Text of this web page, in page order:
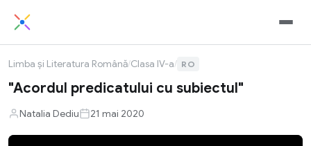
Limba și Literatura Română/Clasa IV-a/ RO
"Acordul predicatului cu subiectul"
Natalia Dediu 21 mai 2020